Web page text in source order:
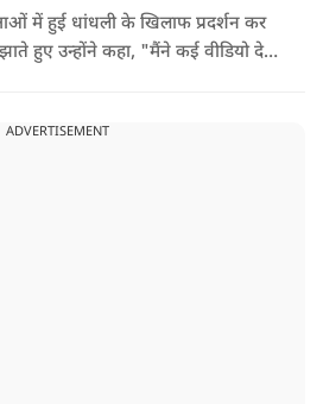
में हुई धांधली के खिलाफ प्रदर्शन कर
हुए उन्होंने कहा, "मैंने कई वीडियो देखे
ऑनलाइन फूड नहीं जा पा रहा है. ऐसी
ADVERTISEMENT